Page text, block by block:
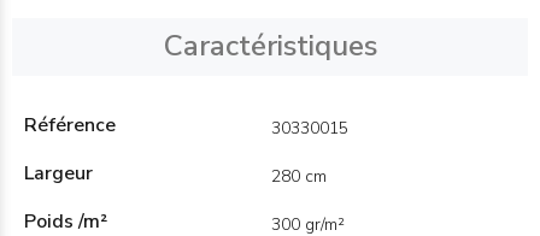
Caractéristiques
Référence 30330015
Largeur 280 cm
Poids /m² 300 gr/m²